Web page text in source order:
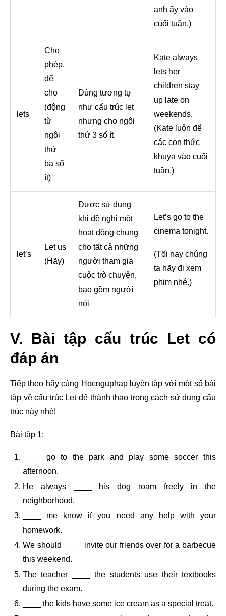
anh ấy vào
cuối tuần.)
lets
Cho
phép,
để
cho
(động
từ
ngôi
thứ
ba số
ít)
Dùng tương tự
như cấu trúc let
nhưng cho ngôi
thứ 3 số ít.
Kate always
lets her
children stay
up late on
weekends.
(Kate luôn để
các con thức
khuya vào cuối
tuần.)
let’s
Let us
(Hãy)
Được sử dụng
khi đề nghị một
hoạt động chung
cho tất cả những
người tham gia
cuộc trò chuyện,
bao gồm người
nói
Let’s go to the
cinema tonight.
(Tối nay chúng
ta hãy đi xem
phim nhé.)
V. Bài tập cấu trúc Let có
đáp án
Tiếp theo hãy cùng Hocnguphap luyện tập với một số bài
tập về cấu trúc Let để thành thạo trong cách sử dụng cấu
trúc này nhé!
Bài tập 1:
____ go to the park and play some soccer this
afternoon.
He always ____ his dog roam freely in the
neighborhood.
____ me know if you need any help with your
homework.
We should ____ invite our friends over for a barbecue
this weekend.
The teacher ____ the students use their textbooks
during the exam.
____ the kids have some ice cream as a special treat.